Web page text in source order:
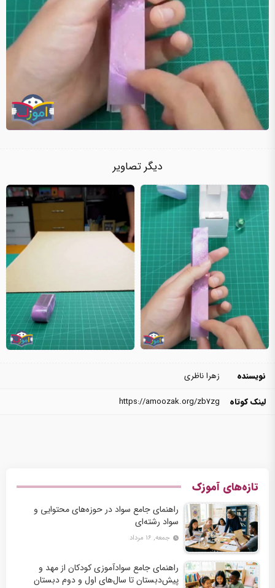
دیگر تصاویر
نویسنده
زهرا ناظری
لینک کوتاه
https://amoozak.org/zb7zg
تازه‌های آموزک
راهنمای جامع سواد در حوزه‌های محتوایی و
سواد رشته‌ای
جمعه, ۱۶ مرداد
راهنمای جامع سوادآموزی کودکان از مهد و
پیش‌دبستان تا سال‌های اول و دوم دبستان